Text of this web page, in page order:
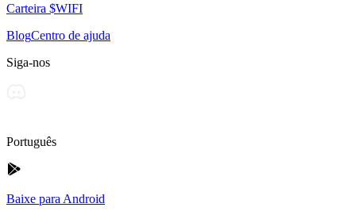
Carteira $WIFI
BlogCentro de ajuda
Siga-nos
Português
Baixe para Android